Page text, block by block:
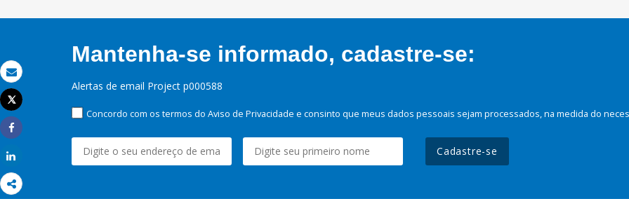
Email
Imprimir
Tweet
Share
Mantenha-se informado, cadastre-se:
Alertas de email Project p000588
Concordo com os termos do Aviso de Privacidade e consinto que meus dados pessoais sejam processados, na medida do
Cadastre-se